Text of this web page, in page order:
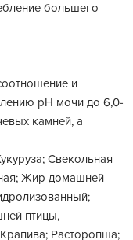
большего
и
рН мочи до 6,0-
камней, а
Свекольная
Жир домашней
птицы,
Расторопша;